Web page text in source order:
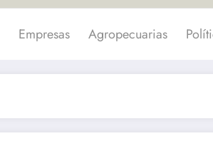
Empresas Agropecuarias